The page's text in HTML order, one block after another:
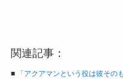
関連記事：
■ 「アクアマンという役は彼そ